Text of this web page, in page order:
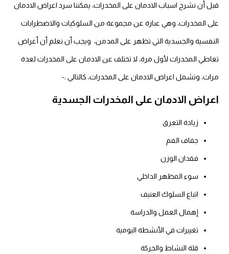
قبل أن نشرح اسباب الادمان على المخدرات، يمكننا سرد اعراض الادمان
على المخدرات، وهي عبارة عن مجموعة من السلوكيات والاضطرابات
النفسية والجسدية التي تظهر على المدمن، ويجب أن نعلم أن أعراض
تعاطي المخدرات لأول مرة، لا تختلف عن الادمان على المخدرات لعدة
مرات، وتشمل اعراض الادمان على المخدرات، كالتالي :-
اعراض الادمان على المخدرات الجسدية
زيادة التعرق
جفاف الفم
فقدان الوزن
سوء المظهر الداخلي
اتباع السلوك العنيف
إهمال العمل والدراسة
تغييرات في الأنشطة اليومية
قلة النشاط والحركة